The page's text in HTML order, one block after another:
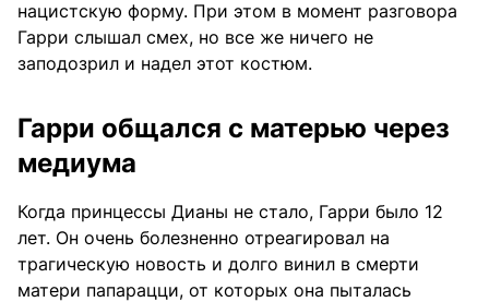
нацистскую форму. При этом в момент разговора
Гарри слышал смех, но все же ничего не
заподозрил и надел этот костюм.
Гарри общался с матерью через
медиума
Когда принцессы Дианы не стало, Гарри было 12
лет. Он очень болезненно отреагировал на
трагическую новость и долго винил в смерти
матери папарацци, от которых она пыталась